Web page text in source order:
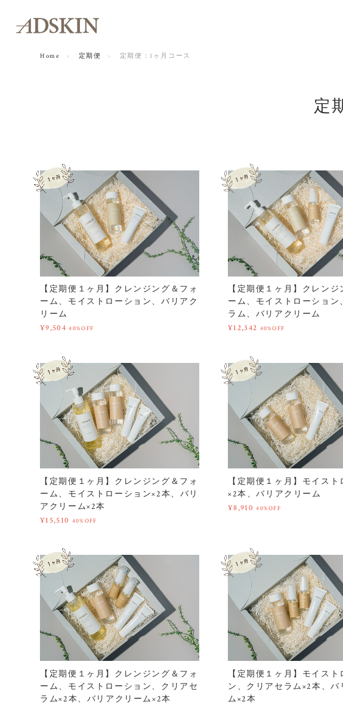
Home 定期便 定期便：1ヶ月コース
定
【定期便１ヶ月】クレンジング＆フォ
ーム、モイストローション、バリアク
リーム
¥9,504 40%OFF
【定期便１ヶ月】クレンジ
ーム、モイストローション
ラム、バリアクリーム
¥12,342 40%OFF
【定期便１ヶ月】クレンジング＆フォ
ーム、モイストローション×2本、バリ
アクリーム×2本
¥15,510 40%OFF
【定期便１ヶ月】モイスト
×2本、バリアクリーム
¥8,910 40%OFF
【定期便１ヶ月】クレンジング＆フォ
ーム、モイストローション、クリアセ
ラム×2本、バリアクリーム×2本
【定期便１ヶ月】モイスト
ン、クリアセラム×2本、バ
ム×2本